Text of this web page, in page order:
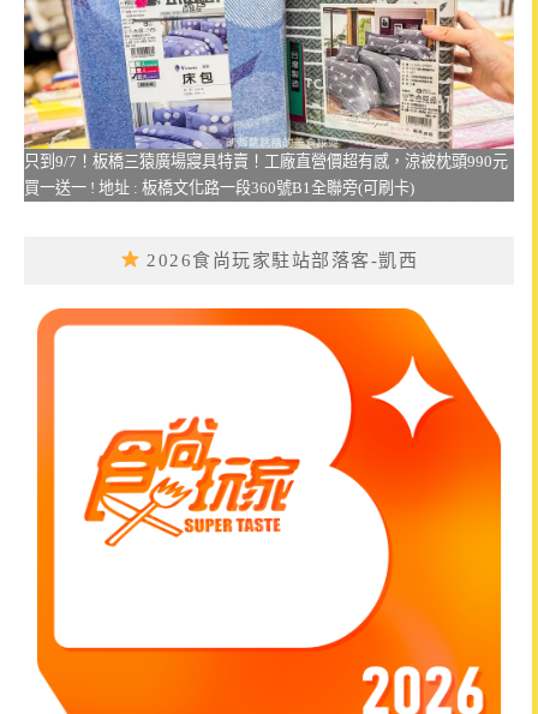
只到9/7！板橋三猿廣場寢具特賣！工廠直營價超有感，涼被枕頭990元
買一送一 ! 地址 : 板橋文化路一段360號B1全聯旁(可刷卡)
2026食尚玩家駐站部落客-凱西